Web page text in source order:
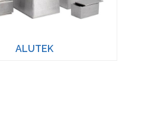
ALUTEK